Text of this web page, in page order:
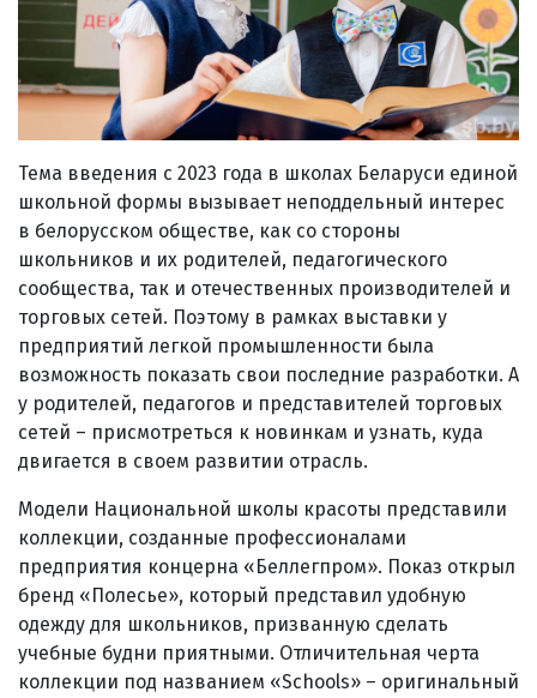
Тема введения с 2023 года в школах Беларуси единой
школьной формы вызывает неподдельный интерес
в белорусском обществе, как со стороны
школьников и их родителей, педагогического
сообщества, так и отечественных производителей и
торговых сетей. Поэтому в рамках выставки у
предприятий легкой промышленности была
возможность показать свои последние разработки. А
у родителей, педагогов и представителей торговых
сетей – присмотреться к новинкам и узнать, куда
двигается в своем развитии отрасль.
Модели Национальной школы красоты представили
коллекции, созданные профессионалами
предприятия концерна «Беллегпром». Показ открыл
бренд «Полесье», который представил удобную
одежду для школьников, призванную сделать
учебные будни приятными. Отличительная черта
коллекции под названием «Schools» – оригинальный